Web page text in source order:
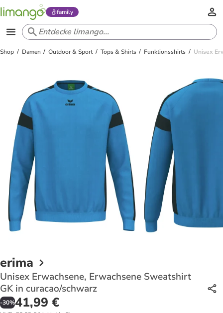
family
Shop Damen Outdoor & Sport Tops & Shirts Funktionsshirts Unisex
erima
Unisex Erwachsene, Erwachsene Sweatshirt
GK in curacao/schwarz
-30%41,99 €